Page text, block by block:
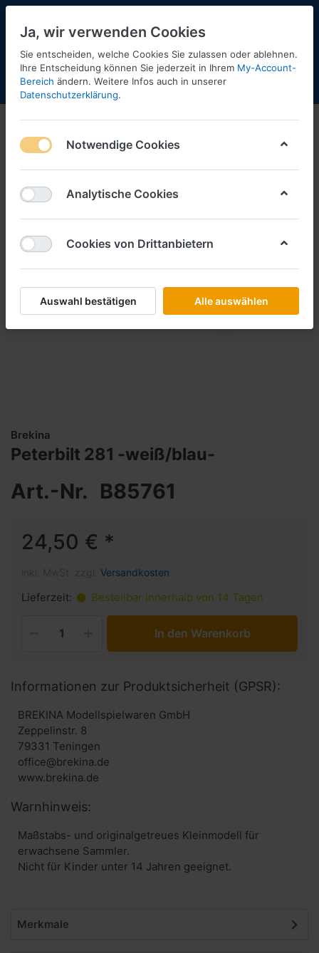
Menü Anmelden Shopaktualisierung
Brekina
Peterbilt 281 -weiß/blau-
Art.-Nr. B85761
24,50 € *
Versandkosten
Lieferzeit: Bestellbar innerhalb von 14 Tagen
In den Warenkorb
Informationen zur Produktsicherheit (GPSR):
BREKINA Modellspielwaren GmbH
Zeppelinstr. 8
79331 Teningen
office@brekina.de
www.brekina.de
Warnhinweis:
Maßstabs- und originalgetreues Kleinmodell für
erwachsene Sammler.
Nicht für Kinder unter 14 Jahren geeignet.
Merkmale
Ja, wir verwenden Cookies
Sie entscheiden, welche Cookies Sie zulassen oder ablehnen.
Ihre Entscheidung können Sie jederzeit in Ihrem My-Account-
Bereich ändern. Weitere Infos auch in unserer
Datenschutzerklärung.
Notwendige Cookies
Analytische Cookies
Cookies von Drittanbietern
Auswahl bestätigen Alle auswählen